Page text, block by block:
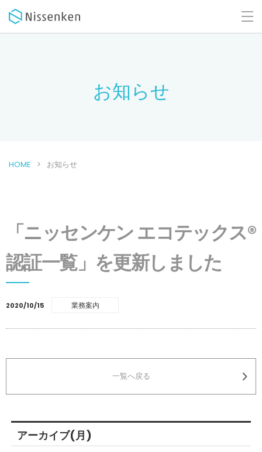
お知らせ
HOME お知らせ
「ニッセンケン エコテックス®
認証一覧」を更新しました
2020/10/15 業務案内
一覧へ戻る
アーカイブ(月)